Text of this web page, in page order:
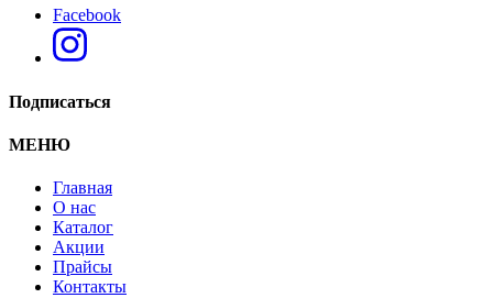
Стол письменный "Сиело"
Facebook
Подписаться
МЕНЮ
Главная
О нас
Каталог
Акции
Прайсы
Контакты